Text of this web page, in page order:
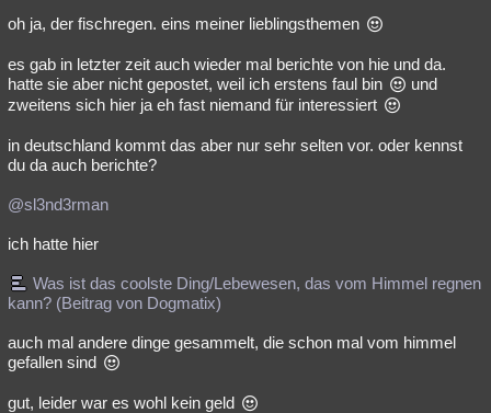
oh ja, der fischregen. eins meiner lieblingsthemen
es gab in letzter zeit auch wieder mal berichte von hie und da.
hatte sie aber nicht gepostet, weil ich erstens faul bin
und
zweitens sich hier ja eh fast niemand für interessiert
in deutschland kommt das aber nur sehr selten vor. oder kennst
du da auch berichte?
@sl3nd3rman
ich hatte hier
Was ist das coolste Ding/Lebewesen, das vom Himmel regnen
kann? (Beitrag von Dogmatix)
auch mal andere dinge gesammelt, die schon mal vom himmel
gefallen sind
gut, leider war es wohl kein geld